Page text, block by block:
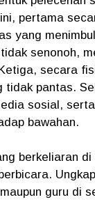
pertama
yang
senonoh,
secara
tidak pantas.
sosial,
bawahan.
berkeliaran
guru di